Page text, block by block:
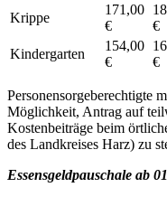
Krippe
171,00
€
€
Kindergarten
154,00
€
€
Personensorgeberechtigte
Möglichkeit, Antrag auf
Kostenbeiträge beim
des Landkreises Harz) zu
Essensgeldpauschale ab